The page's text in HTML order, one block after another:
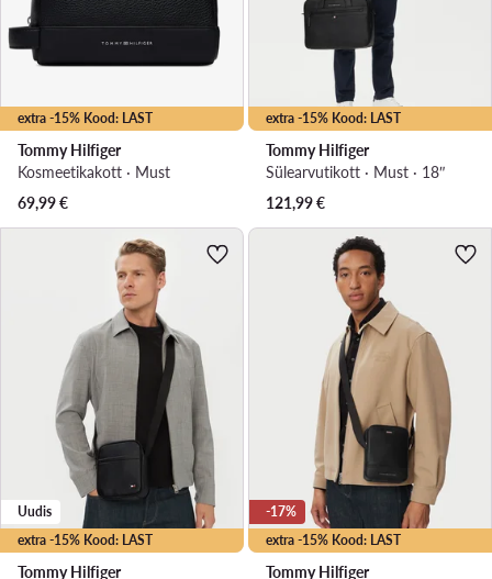
extra -15% Kood: LAST
Tommy Hilfiger
Kosmeetikakott · Must
69,99€
extra -15% Kood: LAST
Tommy Hilfiger
Sülearvutikott · Must · 18″
121,99€
extra -15% Kood: LAST
Uudis
Tommy Hilfiger
extra -15% Kood: LAST
-17%
Tommy Hilfiger